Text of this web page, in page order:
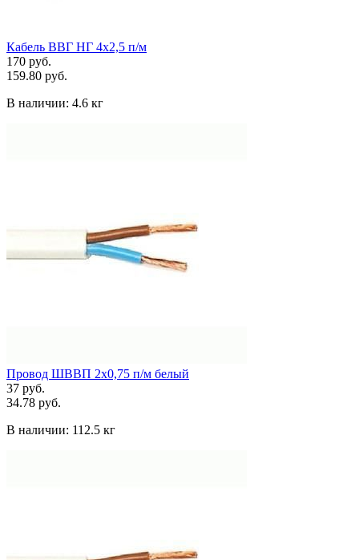
Кабель ВВГ НГ 4х2,5 п/м
170 руб.
159.80 руб.
В наличии: 4.6 кг
Провод ШВВП 2х0,75 п/м белый
37 руб.
34.78 руб.
В наличии: 112.5 кг